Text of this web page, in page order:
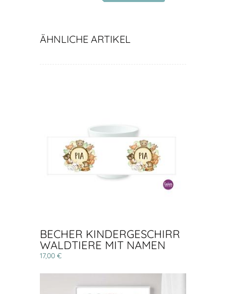
ÄHNLICHE ARTIKEL
BECHER KINDERGESCHIRR
WALDTIERE MIT NAMEN
17,00 €